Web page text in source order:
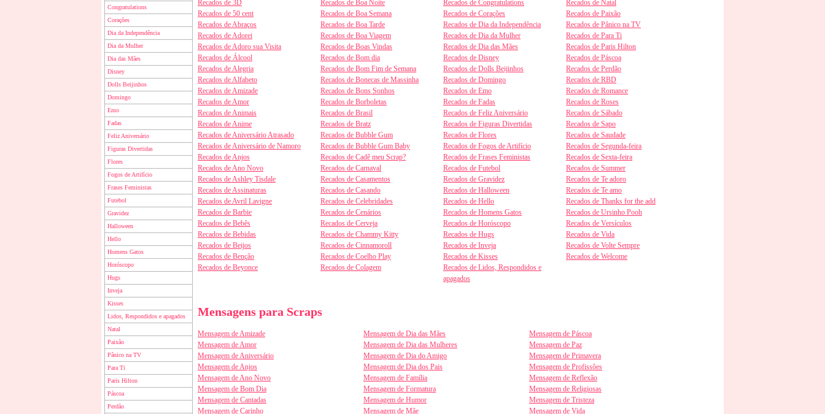
Congratulations
Corações
Dia da Independência
Dia da Mulher
Dia das Mães
Disney
Dolls Beijinhos
Domingo
Emo
Fadas
Feliz Aniversário
Figuras Divertidas
Flores
Fogos de Artifício
Frases Feministas
Futebol
Gravidez
Halloween
Hello
Homens Gatos
Horóscopo
Hugs
Inveja
Kisses
Lidos, Respondidos e apagados
Natal
Paixão
Pânico na TV
Para Ti
Paris Hilton
Páscoa
Perdão
Recados de 3D
Recados de 50 cent
Recados de Abraços
Recados de Adorei
Recados de Adoro sua Visita
Recados de Álcool
Recados de Alegria
Recados de Alfabeto
Recados de Amizade
Recados de Amor
Recados de Animais
Recados de Anime
Recados de Aniversário Atrasado
Recados de Aniversário de Namoro
Recados de Anjos
Recados de Ano Novo
Recados de Ashley Tisdale
Recados de Assinaturas
Recados de Avril Lavigne
Recados de Barbie
Recados de Bebês
Recados de Bebidas
Recados de Beijos
Recados de Benção
Recados de Beyonce
Recados de Boa Noite
Recados de Boa Semana
Recados de Boa Tarde
Recados de Boa Viagem
Recados de Boas Vindas
Recados de Bom dia
Recados de Bom Fim de Semana
Recados de Bonecas de Massinha
Recados de Bons Sonhos
Recados de Borboletas
Recados de Brasil
Recados de Bratz
Recados de Bubble Gum
Recados de Bubble Gum Baby
Recados de Cadê meu Scrap?
Recados de Carnaval
Recados de Casamentos
Recados de Casando
Recados de Celebridades
Recados de Cenários
Recados de Cerveja
Recados de Chammy Kitty
Recados de Cinnamoroll
Recados de Coelho Play
Recados de Colagem
Recados de Congratulations
Recados de Corações
Recados de Dia da Independência
Recados de Dia da Mulher
Recados de Dia das Mães
Recados de Disney
Recados de Dolls Beijinhos
Recados de Domingo
Recados de Emo
Recados de Fadas
Recados de Feliz Aniversário
Recados de Figuras Divertidas
Recados de Flores
Recados de Fogos de Artifício
Recados de Frases Feministas
Recados de Futebol
Recados de Gravidez
Recados de Halloween
Recados de Hello
Recados de Homens Gatos
Recados de Horóscopo
Recados de Hugs
Recados de Inveja
Recados de Kisses
Recados de Lidos, Respondidos e
apagados
Recados de Natal
Recados de Paixão
Recados de Pânico na TV
Recados de Para Ti
Recados de Paris Hilton
Recados de Páscoa
Recados de Perdão
Recados de RBD
Recados de Romance
Recados de Roses
Recados de Sábado
Recados de Sapo
Recados de Saudade
Recados de Segunda-feira
Recados de Sexta-feira
Recados de Summer
Recados de Te adoro
Recados de Te amo
Recados de Thanks for the add
Recados de Ursinho Pooh
Recados de Versículos
Recados de Vida
Recados de Volte Sempre
Recados de Welcome
Mensagens para Scraps
Mensagem de Amizade
Mensagem de Amor
Mensagem de Aniversário
Mensagem de Anjos
Mensagem de Ano Novo
Mensagem de Bom Dia
Mensagem de Cantadas
Mensagem de Carinho
Mensagem de Dia das Mães
Mensagem de Dia das Mulheres
Mensagem de Dia do Amigo
Mensagem de Dia dos Pais
Mensagem de Família
Mensagem de Formatura
Mensagem de Humor
Mensagem de Mãe
Mensagem de Páscoa
Mensagem de Paz
Mensagem de Primavera
Mensagem de Profissões
Mensagem de Reflexão
Mensagem de Religiosas
Mensagem de Tristeza
Mensagem de Vida